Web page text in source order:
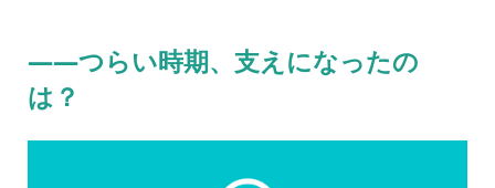
――つらい時期、支えになったの
は？